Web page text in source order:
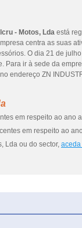
- Motos, Lda está
centra as suas
O dia 21 de
Para ir à sede da
endereço ZN
em respeito ao ano
em respeito ao
Lda ou do sector,